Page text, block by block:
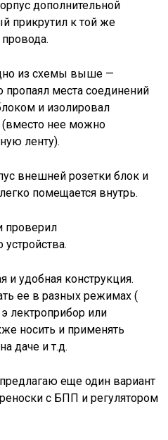
дополнительной
прикрутил к той же
из схемы выше —
пропаял места соединений
и изолировал
(вместо нее можно
ленту).
внешней розетки блок и
помещается внутрь.
проверил
устройства.
и удобная конструкция.
ее в разных режимах (
лектроприбор или
носить и применять
даче и т.д.
еще один вариант
с БПП и регулятором